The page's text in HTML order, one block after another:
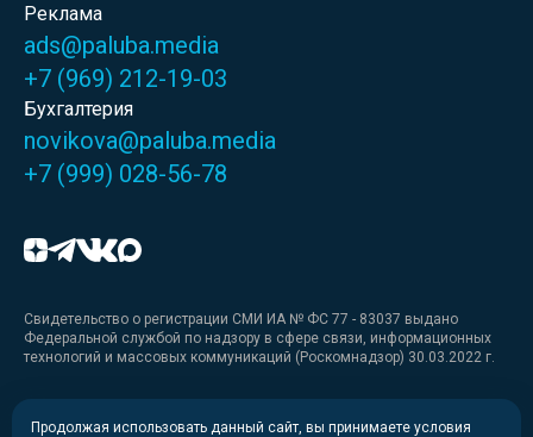
Реклама
ads@paluba.media
+7 (969) 212-19-03
Бухгалтерия
novikova@paluba.media
+7 (999) 028-56-78
Свидетельство о регистрации СМИ ИА № ФС 77 - 83037 выдано
Федеральной службой по надзору в сфере связи, информационных
технологий и массовых коммуникаций (Роскомнадзор) 30.03.2022 г.
Медиакит
Продолжая использовать данный сайт, вы принимаете условия